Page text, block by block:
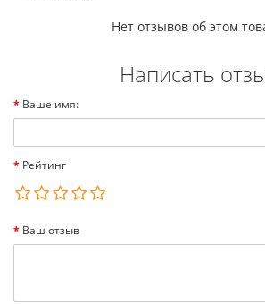
Нет отзывов об этом
Написать
Ваше имя:
Рейтинг
Ваш отзыв